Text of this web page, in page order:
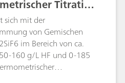
Titratio
sich mit der
von Gemischen
im Bereich von ca.
160 g/L HF und 0-185